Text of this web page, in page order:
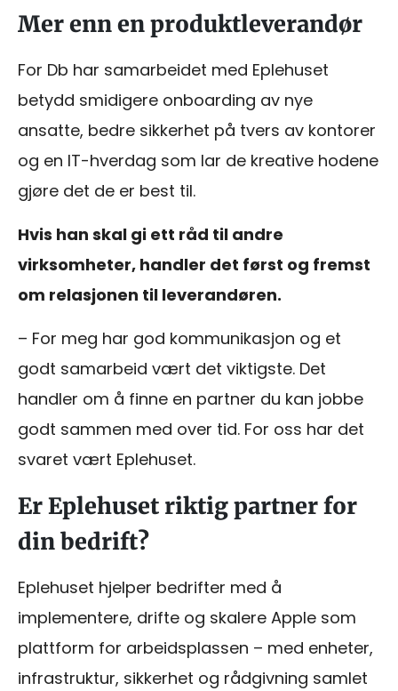
Mer enn en produktleverandør
For Db har samarbeidet med Eplehuset
betydd smidigere onboarding av nye
ansatte, bedre sikkerhet på tvers av kontorer
og en IT-hverdag som lar de kreative hodene
gjøre det de er best til.
Hvis han skal gi ett råd til andre
virksomheter, handler det først og fremst
om relasjonen til leverandøren.
– For meg har god kommunikasjon og et
godt samarbeid vært det viktigste. Det
handler om å finne en partner du kan jobbe
godt sammen med over tid. For oss har det
svaret vært Eplehuset.
Er Eplehuset riktig partner for
din bedrift?
Eplehuset hjelper bedrifter med å
implementere, drifte og skalere Apple som
plattform for arbeidsplassen – med enheter,
infrastruktur, sikkerhet og rådgivning samlet